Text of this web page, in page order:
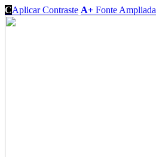
CAplicar Contraste A+ Fonte Ampliada